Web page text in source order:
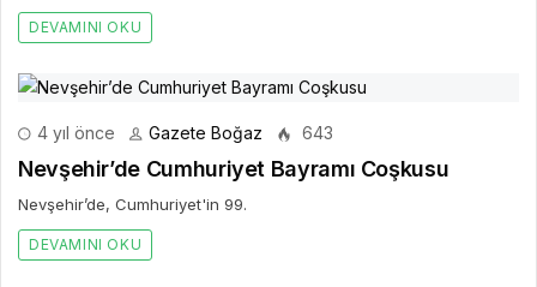
DEVAMINI OKU
4 yıl önce Gazete Boğaz 643
Nevşehir’de Cumhuriyet Bayramı Coşkusu
Nevşehir’de, Cumhuriyet'in 99.
DEVAMINI OKU